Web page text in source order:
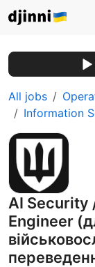
All jobs
Information
AI Security
Engineer